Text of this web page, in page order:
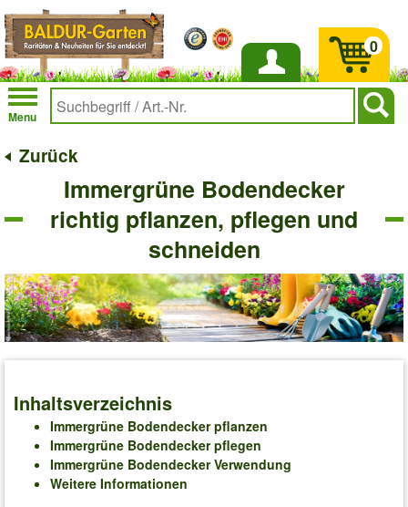
Anmelden
Menu
0
Zurück
Immergrüne Bodendecker
richtig pflanzen, pflegen und
schneiden
Inhaltsverzeichnis
Immergrüne Bodendecker pflanzen
Immergrüne Bodendecker pflegen
Immergrüne Bodendecker Verwendung
Weitere Informationen